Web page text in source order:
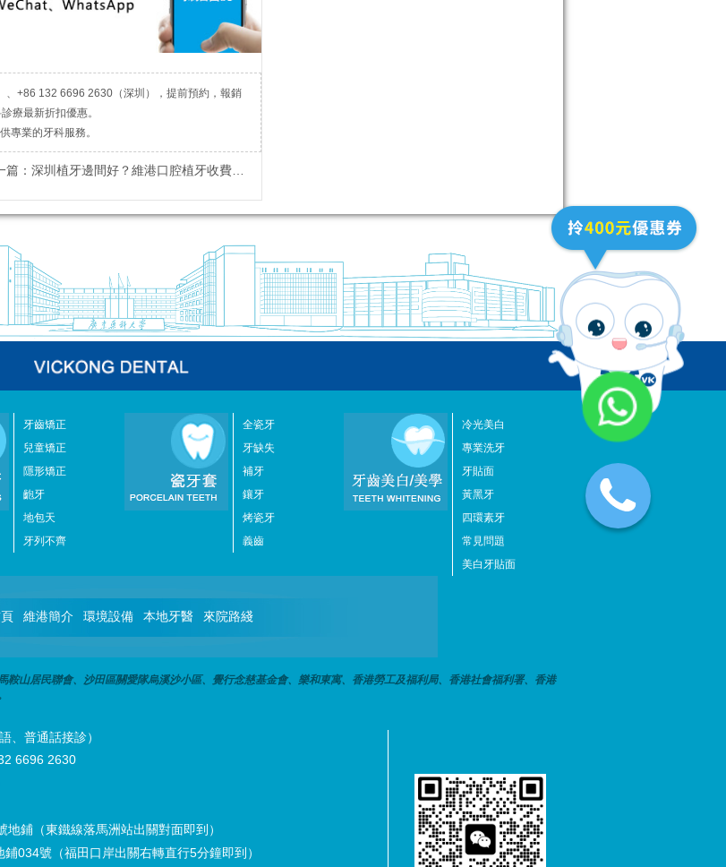
+86 132 6696 2630（深圳），提前預約，報銷
療最新折扣優惠。
專業的牙科服務。
篇： 深圳植牙邊間好？維港口腔植牙收費貴唔貴？
牙齒矯正
兒童矯正
隱形矯正
齙牙
地包天
牙列不齊
全瓷牙
牙缺失
補牙
鑲牙
烤瓷牙
義齒
冷光美白
專業洗牙
牙貼面
黃黑牙
四環素牙
常見問題
美白牙貼面
維港簡介 環境設備 本地牙醫 來院路綫
山居民聯會、沙田區關愛隊烏溪沙小區、覺行念慈基金會、樂和東寓、香港勞工及福利局、香港社會福利署、香港
、普通話接診）
6696 2630
鋪（東鐵線落馬洲站出關對面即到）
034號（福田口岸出關右轉直行5分鐘即到）